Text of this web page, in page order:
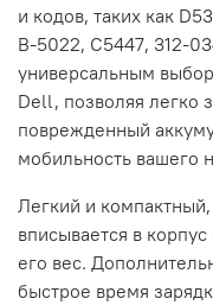
и кодов, таких как
B-5022, C5447, 312-
универсальным
Dell, позволяя легко
поврежденный
мобильность вашего
Легкий и
вписывается в
его вес.
быстрое время